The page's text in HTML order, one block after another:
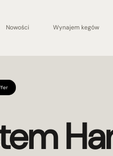
Nowości Wynajem kegów